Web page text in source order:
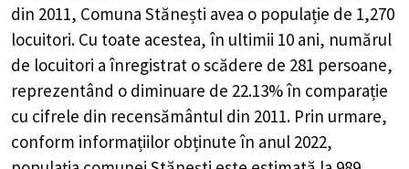
din 2011, Comuna Stănești avea o populație de 1,270
locuitori. Cu toate acestea, în ultimii 10 ani, numărul
de locuitori a înregistrat oscădere de 281 persoane,
reprezentând o diminuare de 22.13%în comparație
cu cifrele din recensământul din 2011. Prin urmare,
conform informațiilor obținute în anul 2022,